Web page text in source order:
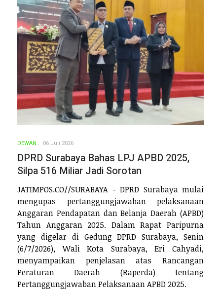
DEWAN 06 Juli 2026
DPRD Surabaya Bahas LPJ APBD 2025,
Silpa 516 Miliar Jadi Sorotan
JATIMPOS.CO//SURABAYA - DPRD Surabaya mulai
mengupas pertanggungjawaban pelaksanaan
Anggaran Pendapatan dan Belanja Daerah (APBD)
Tahun Anggaran 2025. Dalam Rapat Paripurna
yang digelar di Gedung DPRD Surabaya, Senin
(6/7/2026), Wali Kota Surabaya, Eri Cahyadi,
menyampaikan penjelasan atas Rancangan
Peraturan Daerah (Raperda) tentang
Pertanggungjawaban Pelaksanaan APBD 2025.